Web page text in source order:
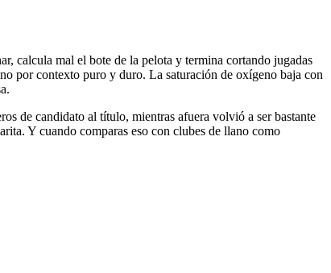
calcula mal el bote de la pelota y termina cortando jugadas
por contexto puro y duro. La saturación de oxígeno baja con
de candidato al título, mientras afuera volvió a ser bastante
Y cuando comparas eso con clubes de llano como